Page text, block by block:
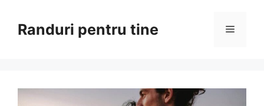
conținutRanduri pentru tine Meniu